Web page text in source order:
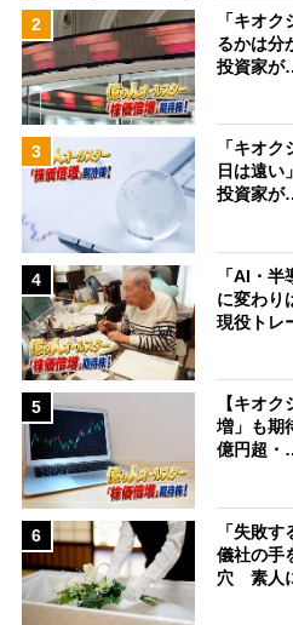
2
「キオ
るかは分
投資家
3
「キオ
日は遠い
投資家
4
「AI・
に変わり
現役トレ
5
【キオ
増」も期
億円超
6
「失敗
儀社の手
穴 素人